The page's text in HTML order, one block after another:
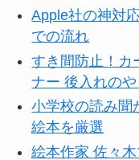
Apple社の神対
での流れ
すき間防止！カ
ナー 後入れの
小学校の読み聞
絵本を厳選
絵本作家 佐々